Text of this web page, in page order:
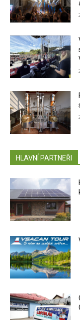
HLAVNÍ PARTNEŘI